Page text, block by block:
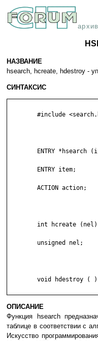
архив
НАЗВАНИЕ
hsearch, hcreate, hdestroy -
СИНТАКСИС
ОПИСАНИЕ
Функция hsearch
таблице в соответствии с
Искусство